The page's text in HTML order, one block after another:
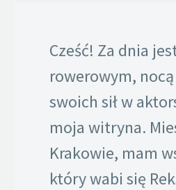
Cześć! Za dnia
rowerowym,
swoich sił w
moja witryna.
Krakowie, mam
który wabi się